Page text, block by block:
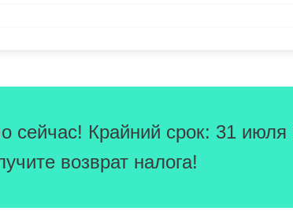
сейчас! Крайний срок: 31
возврат налога!